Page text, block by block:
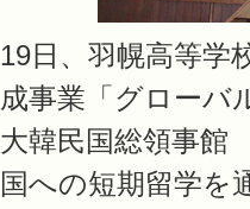
19日、羽幌高等学
成事業「グローバ
大韓民国総領事
国への短期留学を